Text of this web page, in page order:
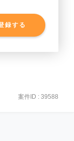
録する
案件ID : 39588